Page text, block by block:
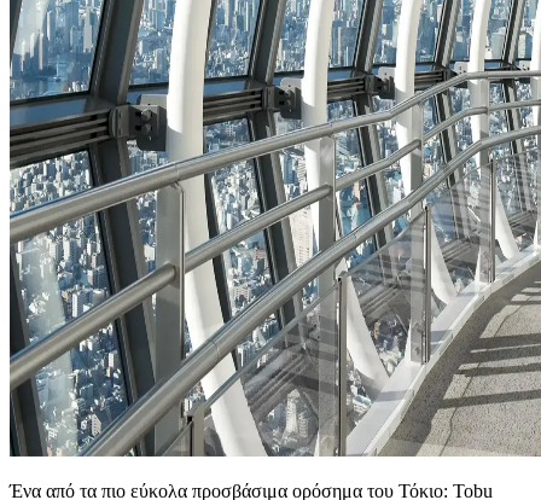
Ένα από τα πιο εύκολα προσβάσιμα ορόσημα του Τόκιο: Tobu